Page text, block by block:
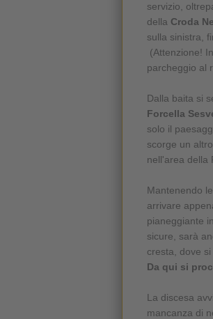
servizio,
della Croda
sulla sinistra,
(Attenzione!
parcheggio al
Dalla baita si
Forcella
solo il
scorge un altro
nell'area della
Mantenendo
arrivare
pianeggiante
sicure, sarà
cresta, dove si
Da qui si
La discesa
mancanza di